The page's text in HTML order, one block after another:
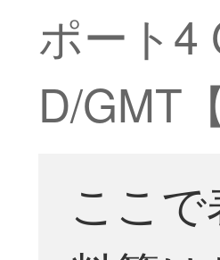
ポート4
D/GMT
ここ